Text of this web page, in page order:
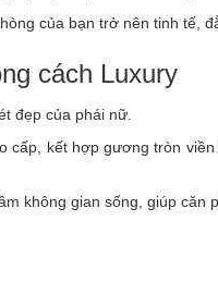
của bạn trở nên tinh tế,
cách Luxury
đẹp của phái nữ.
kết hợp gương tròn
không gian sống, giúp căn